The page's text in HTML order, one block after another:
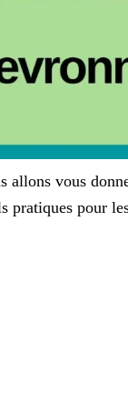
allons vous
pratiques pour